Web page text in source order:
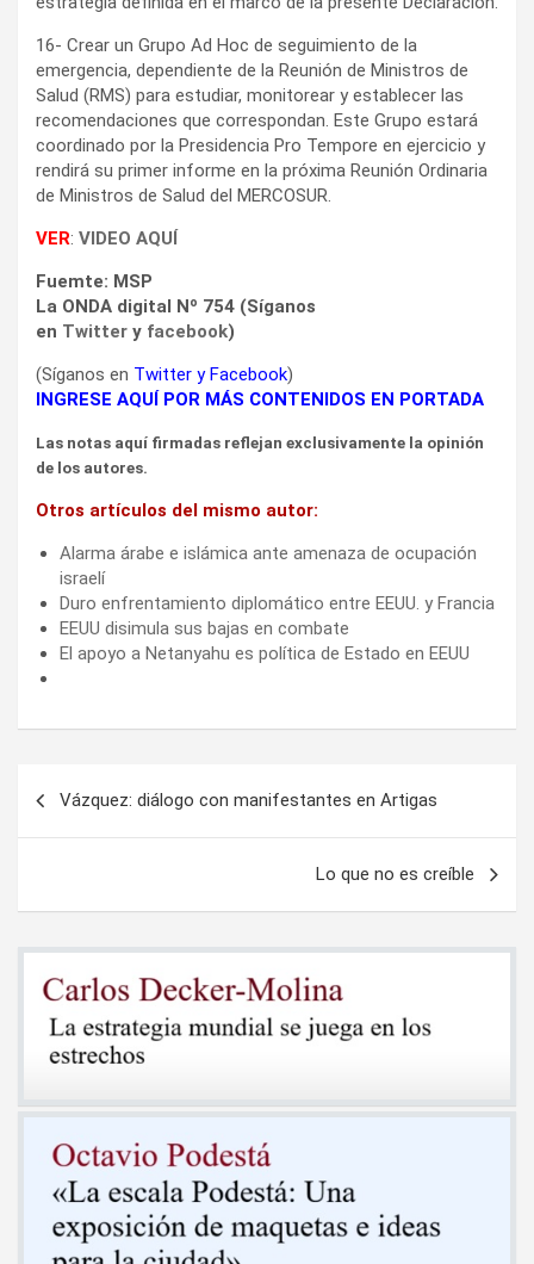
16- Crear un Grupo Ad Hoc de seguimiento de la
emergencia, dependiente de la Reunión de Ministros de
Salud (RMS) para estudiar, monitorear y establecer las
recomendaciones que correspondan. Este Grupo estará
coordinado por la Presidencia Pro Tempore en ejercicio y
rendirá su primer informe en la próxima Reunión Ordinaria
de Ministros de Salud del MERCOSUR.
VER: VIDEO AQUÍ
Fuemte: MSP
La ONDA digital Nº 754 (Síganos
en Twitter y facebook)
(Síganos en Twitter yFacebook)
INGRESE AQUÍ POR MÁS CONTENIDOS EN PORTADA
Las notas aquí firmadas reflejan exclusivamente la opinión
de los autores.
Otros artículos del mismo autor:
Alarma árabe e islámica ante amenaza de ocupación
israelí
Duro enfrentamiento diplomático entre EEUU. y Francia
EEUU disimula sus bajas en combate
El apoyo a Netanyahu es política de Estado en EEUU
Vázquez: diálogo con manifestantes en Artigas
Lo que no es creíble